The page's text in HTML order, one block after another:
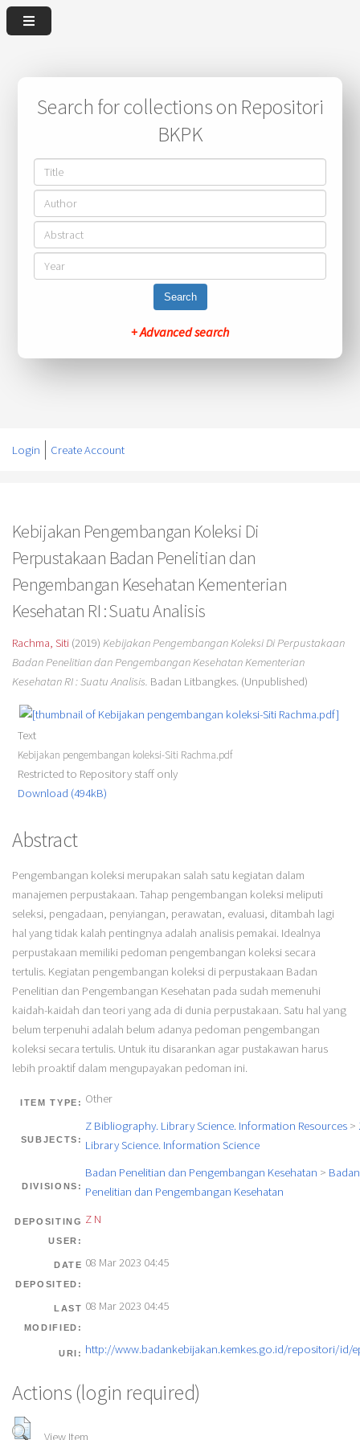
Search for collections on Repositori
BKPK
Search
+ Advanced search
Login Create Account
Kebijakan Pengembangan Koleksi Di
Perpustakaan Badan Penelitian dan
Pengembangan Kesehatan Kementerian
Kesehatan RI : Suatu Analisis
Rachma, Siti(2019) Kebijakan Pengembangan Koleksi Di Perpustakaan
Badan Penelitian dan Pengembangan Kesehatan Kementerian
Kesehatan RI : Suatu Analisis. Badan Litbangkes. (Unpublished)
Text
Kebijakan pengembangan koleksi-Siti Rachma.pdf
Restricted to Repository staff only
Download (494kB)
Abstract
Pengembangan koleksi merupakan salah satu kegiatan dalam
manajemen perpustakaan. Tahap pengembangan koleksi meliputi
seleksi, pengadaan, penyiangan, perawatan, evaluasi, ditambah lagi
hal yang tidak kalah pentingnya adalah analisis pemakai. Idealnya
perpustakaan memiliki pedoman pengembangan koleksi secara
tertulis. Kegiatan pengembangan koleksi di perpustakaan Badan
Penelitian dan Pengembangan Kesehatan pada sudah memenuhi
kaidah-kaidah dan teori yang ada di dunia perpustakaan. Satu hal yang
belum terpenuhi adalah belum adanya pedoman pengembangan
koleksi secara tertulis. Untuk itu disarankan agar pustakawan harus
lebih proaktif dalam mengupayakan pedoman ini.
ITEM TYPE: Other
SUBJECTS:
Z Bibliography. Library Science. Information Resources>
Library Science. Information Science
DIVISIONS:
Badan Penelitian dan Pengembangan Kesehatan > Badan
Penelitian dan Pengembangan Kesehatan
DEPOSITING
USER:
Z N
DATE
DEPOSITED:
08 Mar 2023 04:45
LAST
MODIFIED:
08 Mar 2023 04:45
URI: http://www.badankebijakan.kemkes.go.id/repositori/id/
Actions (login required)
View Item